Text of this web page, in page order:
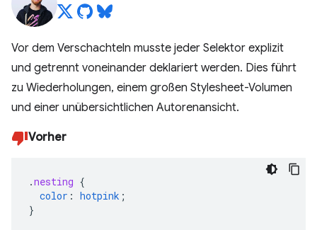
Vor dem Verschachteln musste jeder Selektor explizit
und getrennt voneinander deklariert werden. Dies führt
zu Wiederholungen, einem großen Stylesheet-Volumen
und einer unübersichtlichen Autorenansicht.
Vorher
.nesting {
color : hotpink ;
}